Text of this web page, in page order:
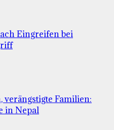
Eingreifen bei
Familien:
in Nepal